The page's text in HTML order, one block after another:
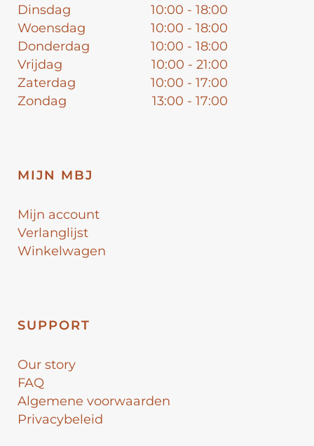
Dinsdag
10:00 - 18:00
Woensdag
10:00 - 18:00
Donderdag
10:00 - 18:00
Vrijdag
10:00 - 21:00
Zaterdag
10:00 - 17:00
Zondag
13:00 - 17:00
MIJN MBJ
Mijn account
Verlanglijst
Winkelwagen
SUPPORT
Our story
FAQ
Algemene voorwaarden
Privacybeleid